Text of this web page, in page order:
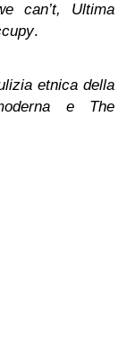
can’t, Ultima
.
etnica della
e The